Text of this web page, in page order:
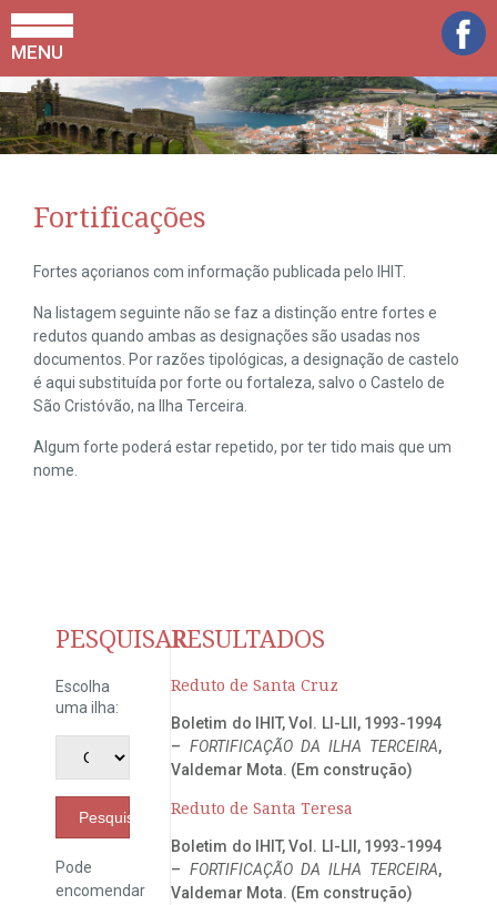
MENU
Fortificações
Fortes açorianos com informação publicada pelo IHIT.
Na listagem seguinte não se faz a distinção entre fortes e
redutos quando ambas as designações são usadas nos
documentos. Por razões tipológicas, a designação de castelo
é aqui substituída por forte ou fortaleza, salvo o Castelo de
São Cristóvão, na Ilha Terceira.
Algum forte poderá estar repetido, por ter tido mais que um
nome.
PESQUISAR
Escolha
uma ilha:
Pesquisar
Pode
encomendar
RESULTADOS
Reduto de Santa Cruz
Boletim do IHIT, Vol. LI-LII, 1993-1994
– FORTIFICAÇÃO DA ILHA TERCEIRA,
Valdemar Mota. (Em construção)
Reduto de Santa Teresa
Boletim do IHIT, Vol. LI-LII, 1993-1994
– FORTIFICAÇÃO DA ILHA TERCEIRA,
Valdemar Mota. (Em construção)